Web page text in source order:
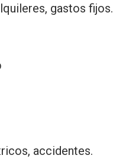
gastos fijos.
accidentes.